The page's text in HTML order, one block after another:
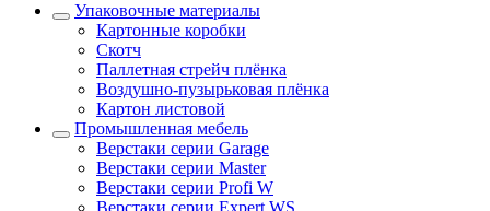
Упаковочные материалы
Картонные коробки
Скотч
Паллетная стрейч плёнка
Воздушно-пузырьковая плёнка
Картон листовой
Промышленная мебель
Верстаки серии Garage
Верстаки серии Master
Верстаки серии Profi W
Верстаки серии Expert WS